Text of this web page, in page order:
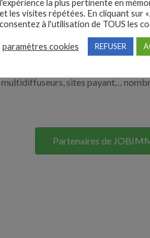
pour vous aider à
Nos solutions
sites payant…
Partenaires de
l'expérience la plus pertinente en
et les visites répétées. En cliquant sur
consentez à l'utilisation de TOUS les
paramètres cookies REFUSER